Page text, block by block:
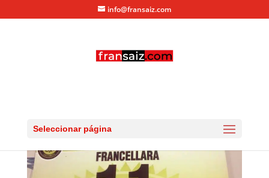
info@fransaiz.com
Seleccionar página